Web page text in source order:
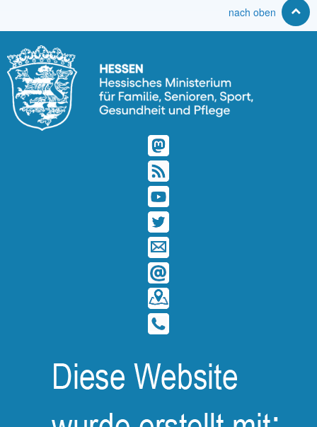
nach oben